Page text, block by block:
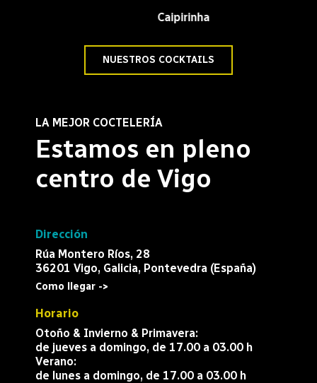
Caipirinha
NUESTROS COCKTAILS
LA MEJOR COCTELERÍA
Estamos en pleno
centro de Vigo
Dirección
Rúa Montero Ríos, 28
36201 Vigo, Galicia, Pontevedra (España)
Como llegar ->
Horario
Otoño & Invierno & Primavera:
de jueves a domingo, de 17.00 a 03.00 h
Verano:
de lunes a domingo, de 17.00 a 03.00 h